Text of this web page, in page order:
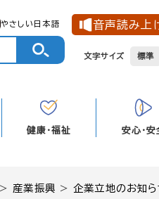
ばして本文へ
やさしい日本語 音声読み上
文字サイズ 標準
健康・福祉 安心・安
> 産業振興 >企業立地のお知